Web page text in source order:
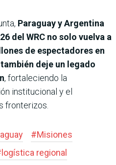
Paraguay y Argentina
del WRC no solo vuelva a
de espectadores en
deje un legado
, fortaleciendo la
institucional y el
fronterizos.
#Misiones
logística regional